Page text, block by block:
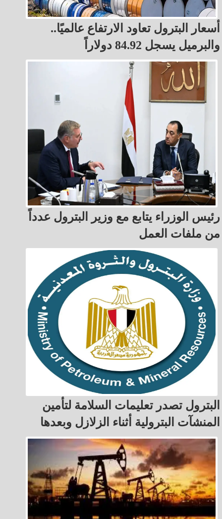
أسعار البترول تعاود الارتفاع عالميًا..
والبرميل يسجل 84.92 دولاراً
رئيس الوزراء يتابع مع وزير البترول عدداً
من ملفات العمل
البترول تصدر تعليمات السلامة لتأمين
المنشآت البترولية أثناء الزلازل وبعدها